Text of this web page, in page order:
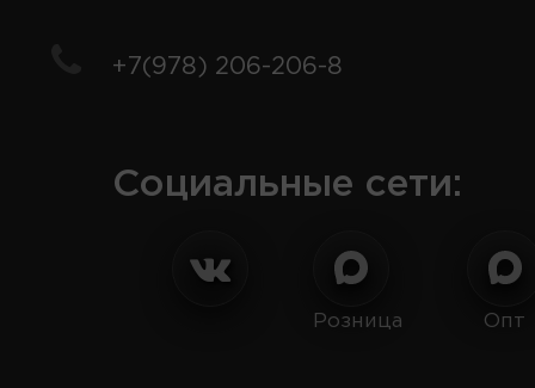
+7(978) 206-206-8
Социальные сети:
Розница Опт